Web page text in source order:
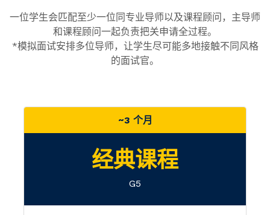
一位学生会匹配至少一位同专业导师以及课程顾问，主导师
和课程顾问一起负责把关申请全过程。
*模拟面试安排多位导师，让学生尽可能多地接触不同风格
的面试官。
~3 个月
经典课程
G5